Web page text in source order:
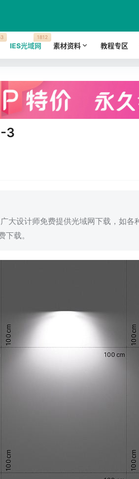
IES光域网
1812
素材资料 教程专区
3
大设计师免费提供光域网下载，如
下载。